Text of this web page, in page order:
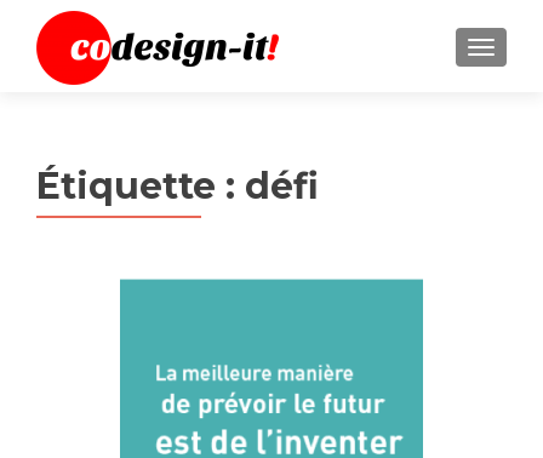
MENU
Étiquette : défi